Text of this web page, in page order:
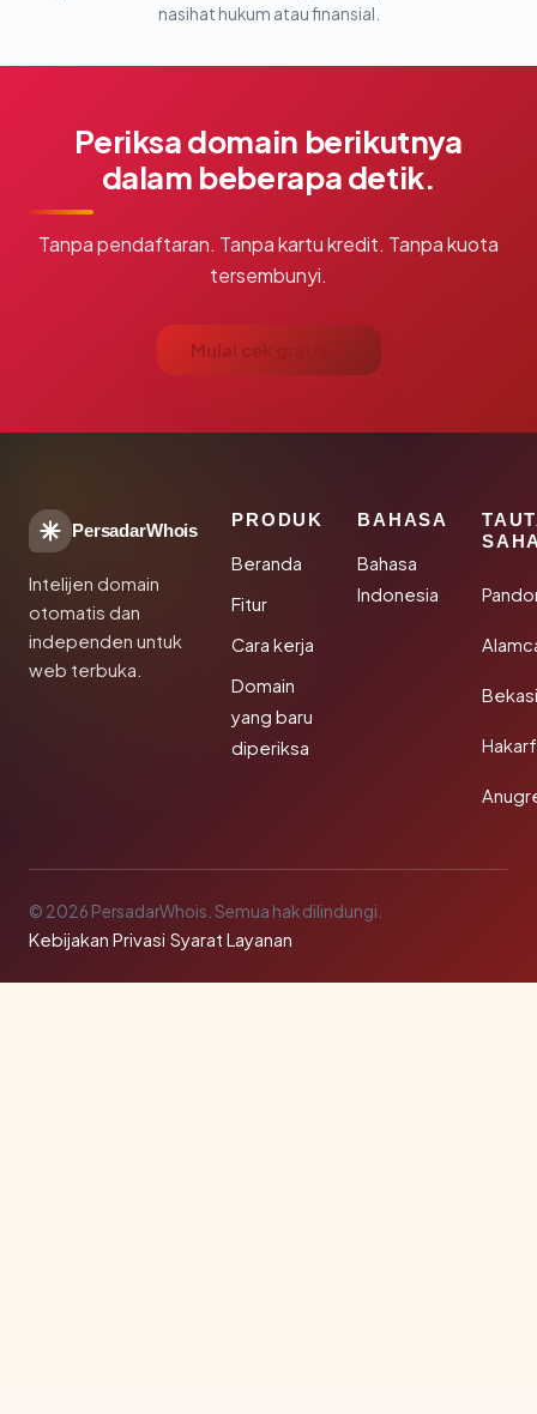
nasihat hukum atau finansial.
Periksa domain berikutnya
dalam beberapa detik.
Tanpa pendaftaran. Tanpa kartu kredit. Tanpa kuota
tersembunyi.
Mulai cek gratis →
PersadarWhois
Intelijen domain
otomatis dan
independen untuk
web terbuka.
PRODUK
Beranda
Fitur
Cara kerja
Domain
yang baru
diperiksa
BAHASA
Bahasa
Indonesia
© 2026 PersadarWhois. Semua hak dilindungi.
Kebijakan Privasi·Syarat Layanan